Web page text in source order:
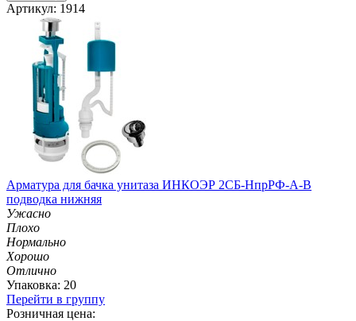
Артикул: 1914
Арматура для бачка унитаза ИНКОЭР 2СБ-НпрРФ-А-В
подводка нижняя
Ужасно
Плохо
Нормально
Хорошо
Отлично
Упаковка: 20
Перейти в группу
Розничная цена: